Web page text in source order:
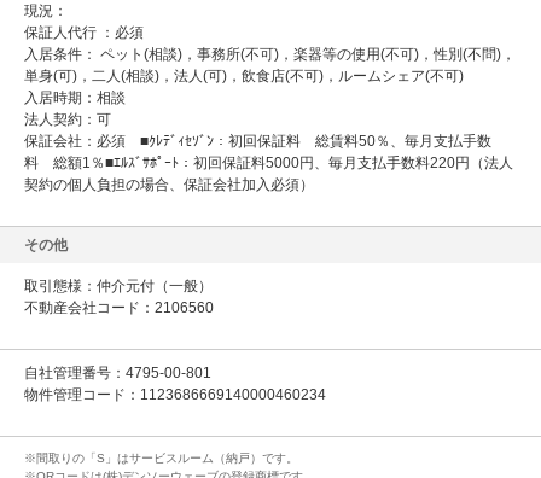
現況：
保証人代行 ：必須
入居条件： ペット(相談)，事務所(不可)，楽器等の使用(不可)，性別(不問)，
単身(可)，二人(相談)，法人(可)，飲食店(不可)，ルームシェア(不可)
入居時期：相談
法人契約：可
保証会社：必須 ■ｸﾚﾃﾞｨｾｿﾞﾝ：初回保証料 総賃料50％、毎月支払手数
料 総額1％■ｴﾙｽﾞｻﾎﾟｰﾄ：初回保証料5000円、毎月支払手数料220円（法人
契約の個人負担の場合、保証会社加入必須）
その他
取引態様：仲介元付（一般）
不動産会社コード：2106560
自社管理番号：4795-00-801
物件管理コード：1123686669140000460234
※間取りの「S」はサービスルーム（納戸）です。